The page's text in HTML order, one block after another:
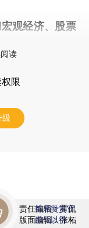
宏观经济、股票
读
限
级
责任编辑：霍侃
版面编辑：张柘
首席赞赏官
虚位以待